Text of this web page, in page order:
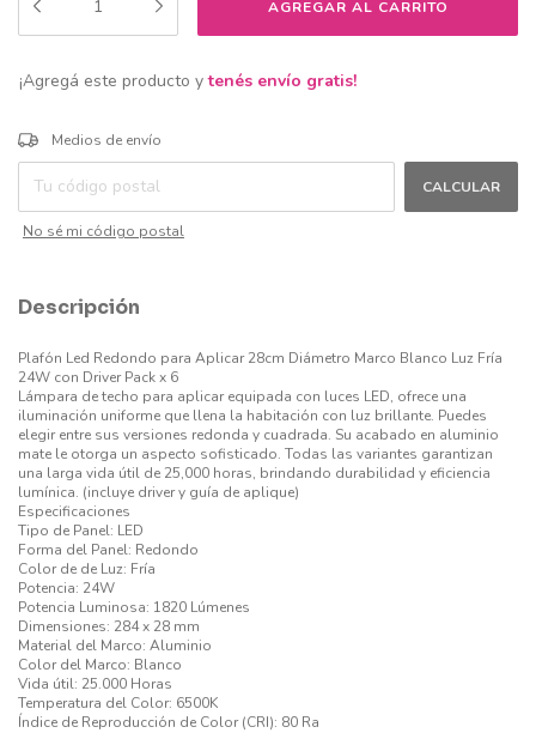
¡Agregá este producto ytenés envío gratis!
Entregas para el CP:
Medios de envío
CALCULAR
No sé mi código postal
Descripción
Plafón Led Redondo para Aplicar 28cm Diámetro Marco Blanco Luz Fría
24W con Driver Pack x 6
Lámpara de techo para aplicar equipada con luces LED, ofrece una
iluminación uniforme que llena la habitación con luz brillante. Puedes
elegir entre sus versiones redonda y cuadrada. Su acabado en aluminio
mate le otorga un aspecto sofisticado. Todas las variantes garantizan
una larga vida útil de 25,000 horas, brindando durabilidad y eficiencia
lumínica. (incluye driver y guía de aplique)
Especificaciones
Tipo de Panel: LED
Forma del Panel: Redondo
Color de de Luz: Fría
Potencia: 24W
Potencia Luminosa: 1820 Lúmenes
Dimensiones: 284 x 28 mm
Material del Marco: Aluminio
Color del Marco: Blanco
Vida útil: 25.000 Horas
Temperatura del Color: 6500K
Índice de Reproducción de Color (CRI): 80 Ra